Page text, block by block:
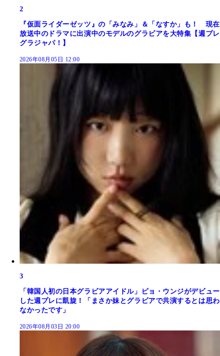
2
『仮面ライダーゼッツ』の「みなみ」＆「なすか」も！ 現在
放送中のドラマに出演中のモデルのグラビアを大特集【週プレ
グラジャパ！】
2026年08月05日 12:00
3
「韓国人初の日本グラビアアイドル」ピョ・ウンジがデビュー
した週プレに凱旋！「まさか妹とグラビアで共演するとは思わ
なかったです」
2026年08月03日 20:00